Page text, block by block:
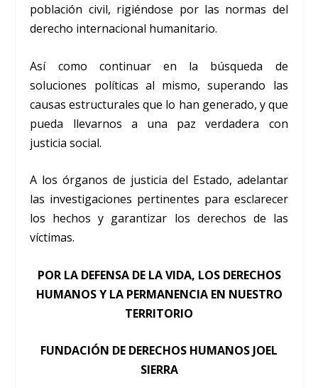
población civil, rigiéndose por las normas del
derecho internacional humanitario.
Así como continuar en la búsqueda de
soluciones políticas al mismo, superando las
causas estructurales que lo han generado, y que
pueda llevarnos a una paz verdadera con
justicia social.
A los órganos de justicia del Estado, adelantar
las investigaciones pertinentes para esclarecer
los hechos y garantizar los derechos de las
víctimas.
POR LA DEFENSA DE LA VIDA, LOS DERECHOS
HUMANOS Y LA PERMANENCIA EN NUESTRO
TERRITORIO
FUNDACIÓN DE DERECHOS HUMANOS JOEL
SIERRA